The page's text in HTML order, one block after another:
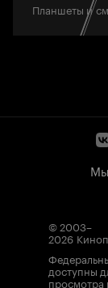
Планшеты и
© 2003–
2026
доступны
просмотра